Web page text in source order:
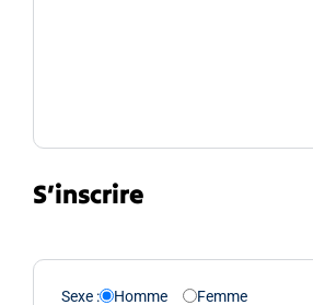
S’inscrire
Sexe : Homme Femme